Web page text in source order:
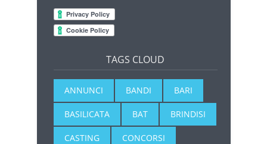
TAGS CLOUD
ANNUNCI BANDI BARI
BASILICATA BAT BRINDISI
CASTING CONCORSI